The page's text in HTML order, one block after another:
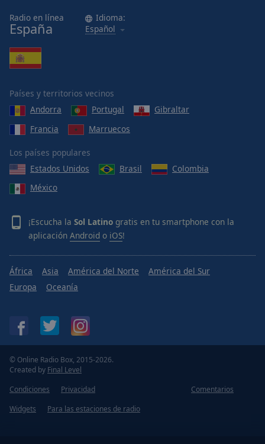
Radio en línea
España
Idioma:
Español
Países y territorios vecinos
Andorra
Portugal
Gibraltar
Francia
Marruecos
Los países populares
Estados Unidos
Brasil
Colombia
México
¡Escucha la Sol Latino gratis en tu smartphone con la
aplicación Android o iOS!
África Asia América del Norte
América del Sur
Europa
Oceanía
© Online Radio Box, 2015-2026.
Created by Final Level
Condiciones
Privacidad
Comentarios
Widgets
Para las estaciones de radio